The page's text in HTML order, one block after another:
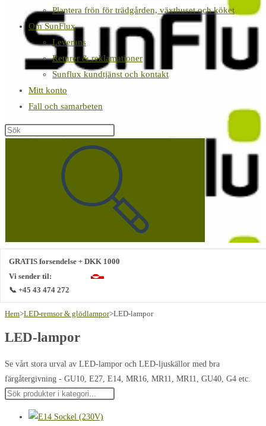
Plantera frön för trädgården, växthuset och köket
Om SunFlux
Leverans
Returer & reklamationer
Sunflux kundtjänst och kontakt
Mitt konto
Fall och samarbeten
Sök
GRATIS forsendelse + DKK 1000
Vi sender til:
📞 +45 43 474 272
Hem>LED-remsor & glödlampor>LED-lampor
LED-lampor
Se vårt stora urval av LED-lampor och LED-ljuskällor med bra
färgåtergivning - GU10, E27, E14, MR16, MR11, MR11, GU40, G4 etc.